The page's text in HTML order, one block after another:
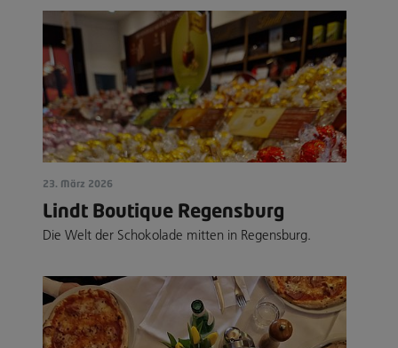
23. März 2026
Lindt Boutique Regensburg
Die Welt der Schokolade mitten in Regensburg.